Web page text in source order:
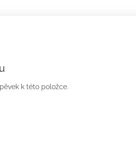
k této položce.